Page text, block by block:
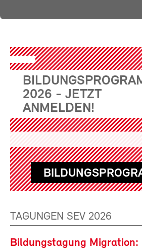
2026 - JETZT
ANMELDEN!
TAGUNGEN SEV 2026
Bildungstagung Migration: